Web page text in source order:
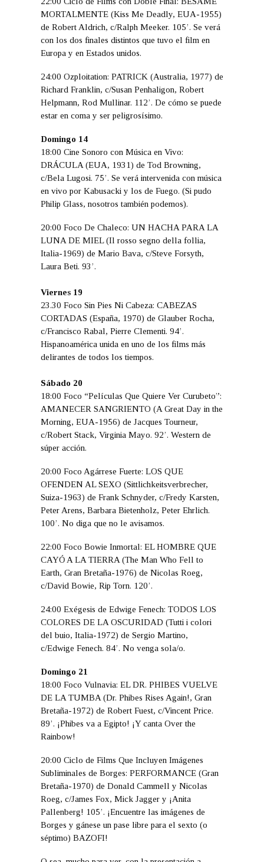
MORTALMENTE (Kiss Me Deadly, EUA-1955)
de Robert Aldrich, c/Ralph Meeker. 105’. Se verá
con los dos finales distintos que tuvo el film en
Europa y en Estados unidos.
24:00 Ozploitation: PATRICK (Australia, 1977) de
Richard Franklin, c/Susan Penhaligon, Robert
Helpmann, Rod Mullinar. 112’. De cómo se puede
estar en coma y ser peligrosísimo.
Domingo 14
18:00 Cine Sonoro con Música en Vivo:
DRÁCULA (EUA, 1931) de Tod Browning,
c/Bela Lugosi. 75’. Se verá intervenida con música
en vivo por Kabusacki y los de Fuego. (Si pudo
Philip Glass, nosotros también podemos).
20:00 Foco De Chaleco: UN HACHA PARA LA
LUNA DE MIEL (Il rosso segno della follia,
Italia-1969) de Mario Bava, c/Steve Forsyth,
Laura Beti. 93’.
Viernes 19
23.30 Foco Sin Pies Ni Cabeza: CABEZAS
CORTADAS (España, 1970) de Glauber Rocha,
c/Francisco Rabal, Pierre Clementi. 94’.
Hispanoamérica unida en uno de los films más
delirantes de todos los tiempos.
Sábado 20
18:00 Foco “Películas Que Quiere Ver Curubeto”:
AMANECER SANGRIENTO (A Great Day in the
Morning, EUA-1956) de Jacques Tourneur,
c/Robert Stack, Virginia Mayo. 92’. Western de
súper acción.
20:00 Foco Agárrese Fuerte: LOS QUE
OFENDEN AL SEXO (Sittlichkeitsverbrecher,
Suiza-1963) de Frank Schnyder, c/Fredy Karsten,
Peter Arens, Barbara Bietenholz, Peter Ehrlich.
100’. No diga que no le avisamos.
22:00 Foco Bowie Inmortal: EL HOMBRE QUE
CAYÓ A LA TIERRA (The Man Who Fell to
Earth, Gran Bretaña-1976) de Nicolas Roeg,
c/David Bowie, Rip Torn. 120’.
24:00 Exégesis de Edwige Fenech: TODOS LOS
COLORES DE LA OSCURIDAD (Tutti i colori
del buio, Italia-1972) de Sergio Martino,
c/Edwige Fenech. 84’. No venga sola/o.
Domingo 21
18:00 Foco Vulnavia: EL DR. PHIBES VUELVE
DE LA TUMBA (Dr. Phibes Rises Again!, Gran
Bretaña-1972) de Robert Fuest, c/Vincent Price.
89’. ¡Phibes va a Egipto! ¡Y canta Over the
Rainbow!
20:00 Ciclo de Films Que Incluyen Imágenes
Subliminales de Borges: PERFORMANCE (Gran
Bretaña-1970) de Donald Cammell y Nicolas
Roeg, c/James Fox, Mick Jagger y ¡Anita
Pallenberg! 105’. ¡Encuentre las imágenes de
Borges y gánese un pase libre para el sexto (o
séptimo) BAZOFI!